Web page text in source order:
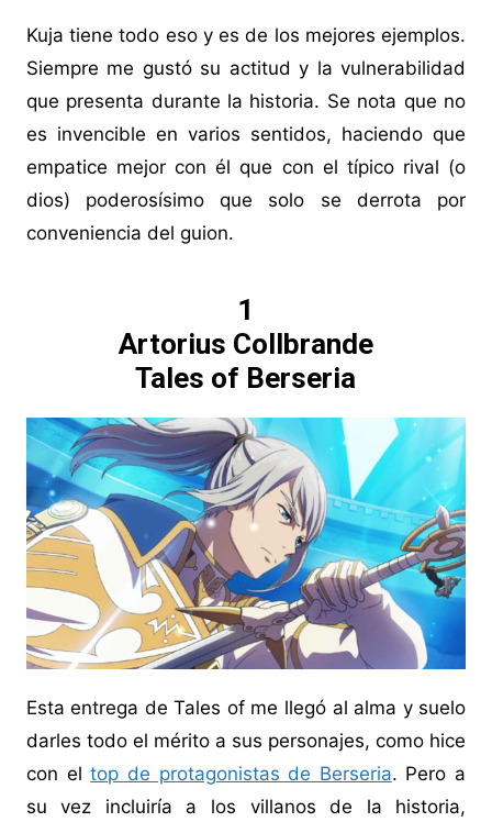
Kuja tiene todo eso y es de los mejores ejemplos.
Siempre me gustó su actitud y la vulnerabilidad
que presenta durante la historia. Se nota que no
es invencible en varios sentidos, haciendo que
empatice mejor con él que con el típico rival (o
dios) poderosísimo que solo se derrota por
conveniencia del guion.
1
Artorius Collbrande
Tales of Berseria
Esta entrega de Tales of me llegó al alma y suelo
darles todo el mérito a sus personajes, como hice
con eltop de protagonistas de Berseria. Pero a
su vez incluiría a los villanos de la historia,